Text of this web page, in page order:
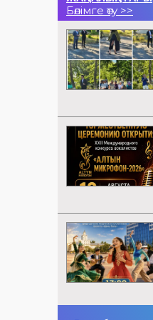
Бөлімге өту >>